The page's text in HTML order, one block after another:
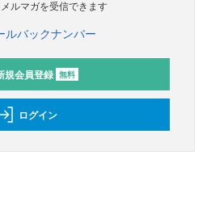
メルマガを受信できます
ルバックナンバー
規会員登録 無料
ログイン